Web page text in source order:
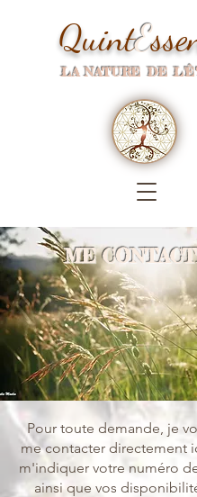
QuintE
LA NATURE DE
ME
Pour toute demande, je
me contacter directement
m'indiquer votre numéro
ainsi que vos